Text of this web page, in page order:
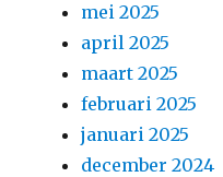
mei 2025
april 2025
maart 2025
februari 2025
januari 2025
december 2024